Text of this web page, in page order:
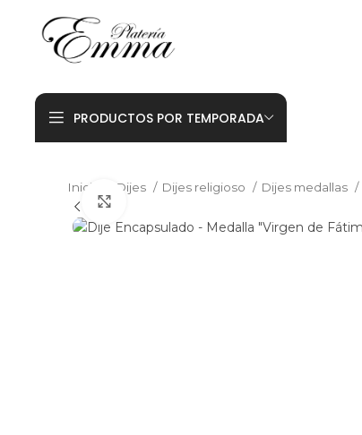
PRODUCTOS POR TEMPORADA
Inicio Dijes Dijes religioso Dijes medallas